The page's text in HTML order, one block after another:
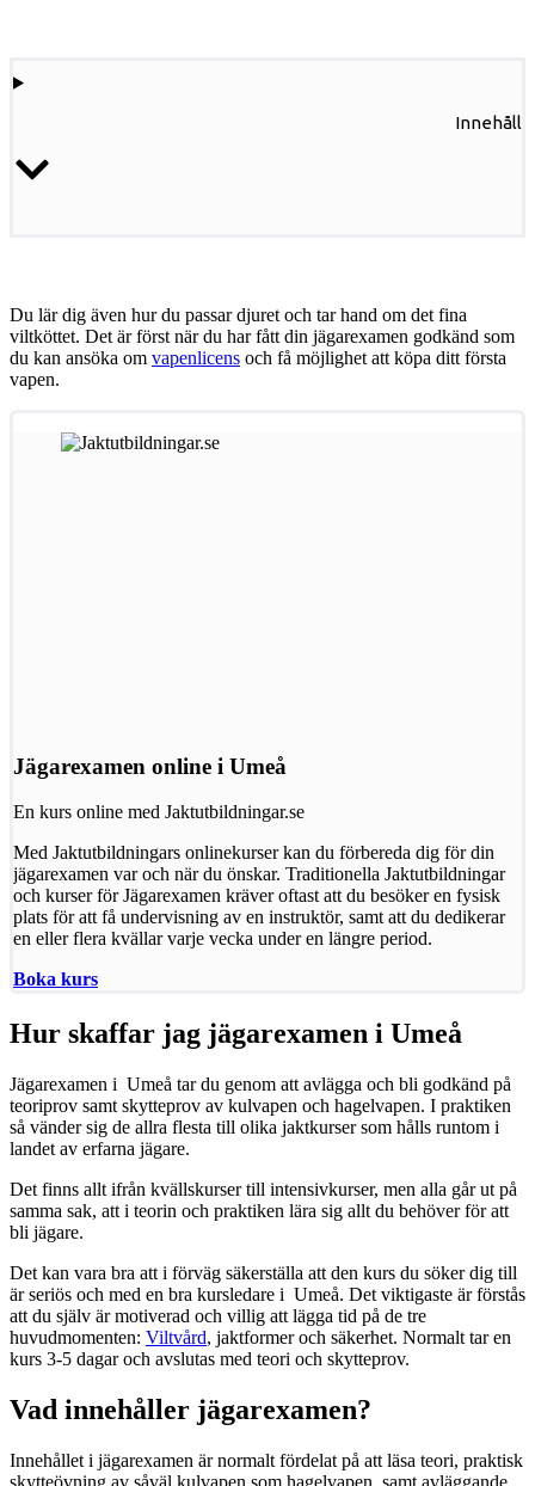
Innehåll
Du lär dig även hur du passar djuret och tar hand om det fina
viltköttet. Det är först när du har fått din jägarexamen godkänd som
du kan ansöka om vapenlicens och få möjlighet att köpa ditt första
vapen.
Jägarexamen online i Umeå
En kurs online med Jaktutbildningar.se
Med Jaktutbildningars onlinekurser kan du förbereda dig för din
jägarexamen var och när du önskar. Traditionella Jaktutbildningar
och kurser för Jägarexamen kräver oftast att du besöker en fysisk
plats för att få undervisning av en instruktör, samt att du dedikerar
en eller flera kvällar varje vecka under en längre period.
Boka kurs
Hur skaffar jag jägarexamen i Umeå
Jägarexamen i Umeå tar du genom att avlägga och bli godkänd på
teoriprov samt skytteprov av kulvapen och hagelvapen. I praktiken
så vänder sig de allra flesta till olika jaktkurser som hålls runtom i
landet av erfarna jägare.
Det finns allt ifrån kvällskurser till intensivkurser, men alla går ut på
samma sak, att i teorin och praktiken lära sig allt du behöver för att
bli jägare.
Det kan vara bra att i förväg säkerställa att den kurs du söker dig till
är seriös och med en bra kursledare i Umeå. Det viktigaste är förstås
att du själv är motiverad och villig att lägga tid på de tre
huvudmomenten: Viltvård, jaktformer och säkerhet. Normalt tar en
kurs 3-5 dagar och avslutas med teori och skytteprov.
Vad innehåller jägarexamen?
Innehållet i jägarexamen är normalt fördelat på att läsa teori, praktisk
skytteövning av såväl kulvapen som hagelvapen, samt avläggande